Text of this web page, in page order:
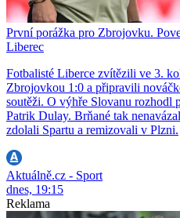
První porážka pro Zbrojovku.
Liberec
Fotbalisté Liberce zvítězili ve 3.
Zbrojovkou 1:0 a připravili
soutěži. O výhře Slovanu rozhodl
Patrik Dulay. Brňané tak
zdolali Spartu a remizovali v Plzni.
Aktuálně.cz - Sport
dnes, 19:15
Reklama